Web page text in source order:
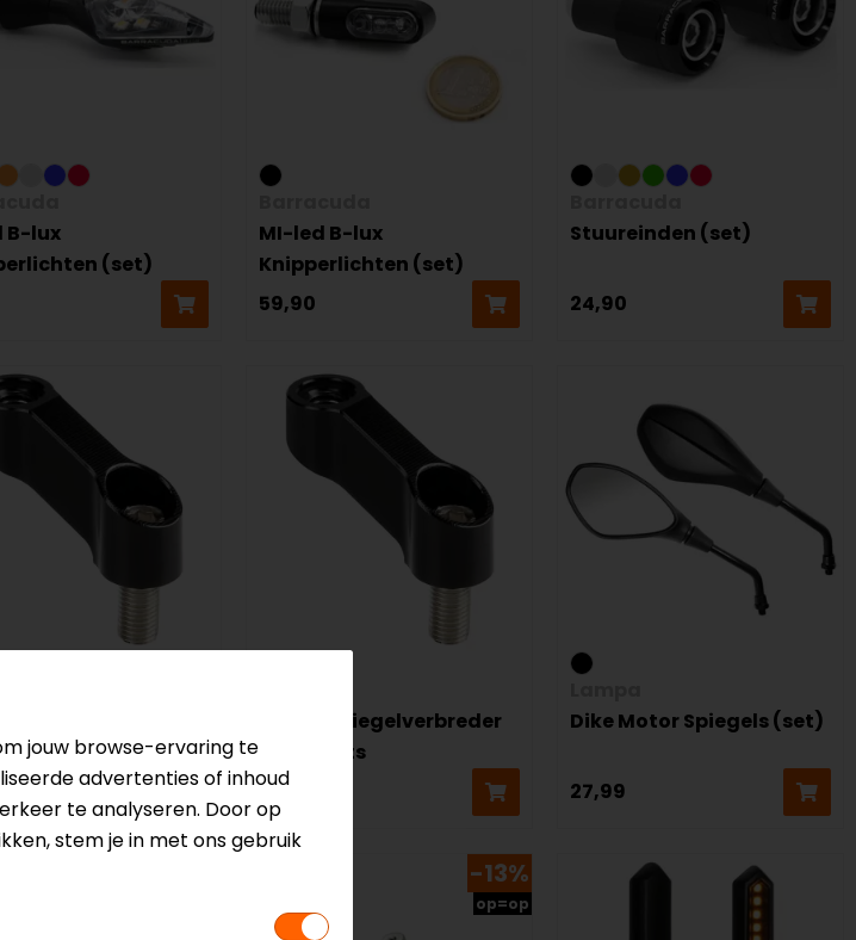
B-lux
(set)
MI-led B-lux
Knipperlichten (set)
59,90
Stuureinden (set)
24,90
Offset Spiegelverbreder
M10 rechts
14,99
Dike Motor Spiegels (set)
27,99
-13%
op=op
jouw browse-ervaring te
advertenties of inhoud
te analyseren. Door op
stem je in met ons gebruik